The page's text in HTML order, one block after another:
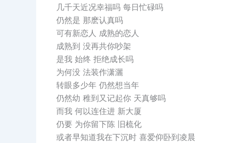
几千天近况幸福吗 每日忙碌吗
仍然是 那麽认真吗
可有新恋人 成熟的恋人
成熟到 没再共你吵架
是我 始终 拒绝成长吗
为何没 法装作潇灑
转眼多少年 仍然想当年
仍然幼 稚到又记起你 天真够吗
而我 何以连住进 新大厦
仍要 为你留下陈 旧梳化
或者早知道我在下沉时 喜爱仰卧到凌晨